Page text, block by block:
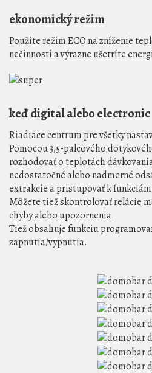
ekonomický režim
Použite režim ECO na zníženie
nečinnosti a výrazne ušetríte
keď digital alebo electronic
Riadiace centrum pre všetky
Pomocou 3,5-palcového
rozhodovať o teplotách
nedostatočné alebo nadmerné
extrakcie a pristupovať k
Môžete tiež skontrolovať relácie
chyby alebo upozornenia.
Tiež obsahuje funkciu
zapnutia/vypnutia.